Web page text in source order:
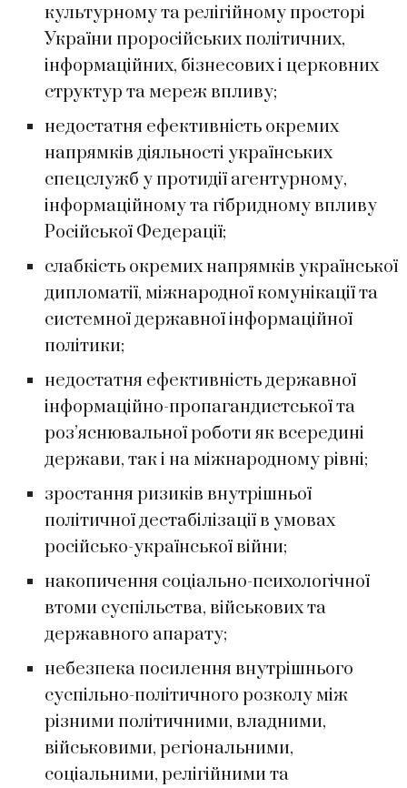
культурному та релігійному просторі
України проросійських політичних,
інформаційних, бізнесових і церковних
структур та мереж впливу;
недостатня ефективність окремих
напрямків діяльності українських
спецслужб у протидії агентурному,
інформаційному та гібридному впливу
Російської Федерації;
слабкість окремих напрямків української
дипломатії, міжнародної комунікації та
системної державної інформаційної
політики;
недостатня ефективність державної
інформаційно-пропагандистської та
роз’яснювальної роботи як всередині
держави, так і на міжнародному рівні;
зростання ризиків внутрішньої
політичної дестабілізації в умовах
російсько-української війни;
накопичення соціально-психологічної
втоми суспільства, військових та
державного апарату;
небезпека посилення внутрішнього
суспільно-політичного розколу між
різними політичними, владними,
військовими, регіональними,
соціальними, релігійними та